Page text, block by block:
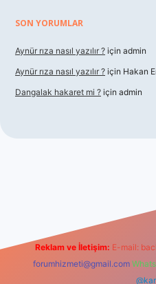
SON YORUMLAR
Aynür rıza nasıl yazılır ? için admin
Aynür rıza nasıl yazılır ? için Hakan
Dangalak hakaret mi ? için admin
Reklam ve İletişim: E-mail:
forumhizmeti@gmail.com